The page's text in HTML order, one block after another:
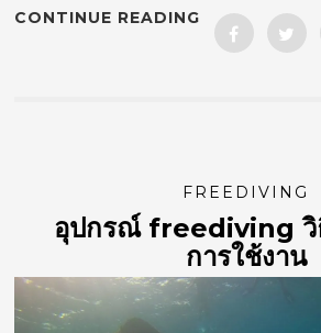
CONTINUE READING
FREEDIVING
อุปกรณ์ freediving วิ
การใช้งาน